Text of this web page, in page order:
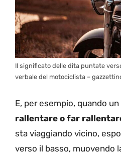
Il significato delle dita puntate
verbale del motociclista –
E, per esempio, quando
rallentare o far
sta viaggiando vicino,
verso il basso, muovendo